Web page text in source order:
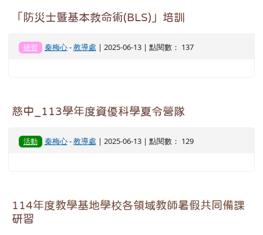
「防災士暨基本救命術(BLS)」培訓
研習 秦梅心-教導處 | 2025-06-13 | 點閱數： 137
慈中_113學年度資優科學夏令營隊
活動 秦梅心-教導處 | 2025-06-13 | 點閱數： 129
114年度教學基地學校各領域教師暑假共同備課
研習